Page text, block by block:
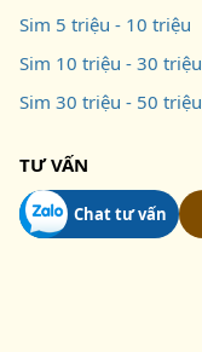
Sim 5 triệu - 10 triệu
Sim 10 triệu - 30 triệu
Sim 30 triệu - 50 triệu
TƯ VẤN
Chat tư vấn